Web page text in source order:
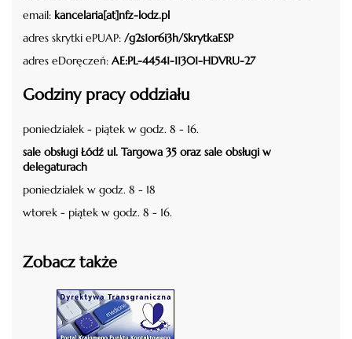
email: kancelaria[at]nfz-lodz.pl
adres skrytki ePUAP: /g2s1or6i3h/SkrytkaESP
adres eDoręczeń: AE:PL-44541-11301-HDVRU-27
Godziny pracy oddziału
poniedziałek - piątek w godz. 8 - 16.
sale obsługi Łódź ul. Targowa 35 oraz sale obsługi w
delegaturach
poniedziałek w godz. 8 - 18
wtorek - piątek w godz. 8 - 16.
Zobacz także
czytaj więcej